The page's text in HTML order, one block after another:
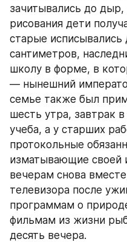
зачитывались до
рисования дети
старые исписывались
сантиметров,
школу в форме, в
— нынешний
семье также был
шесть утра, завтрак
учеба, а у старших
протокольные
изматывающие своей
вечерам снова
телевизора после
программам о
фильмам из жизни
десять вечера.